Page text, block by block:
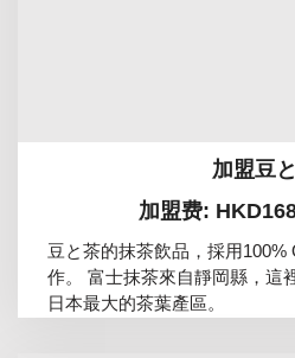
加盟豆
加盟费:
豆と茶的抹茶飲品，採用100%
作。 富士抹茶來自靜岡縣，這
日本最大的茶葉產區。